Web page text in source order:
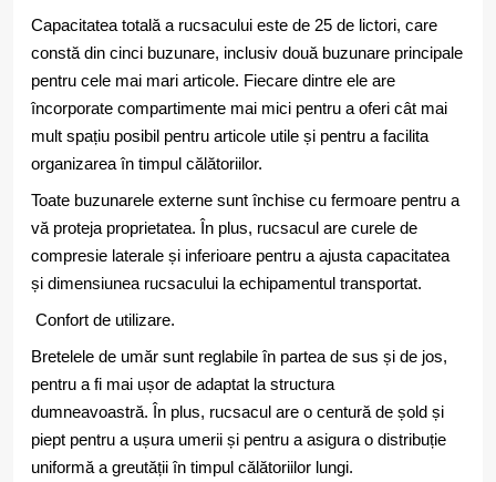
Capacitatea totală a rucsacului este de 25 de lictori, care
constă din cinci buzunare, inclusiv două buzunare principale
pentru cele mai mari articole. Fiecare dintre ele are
încorporate compartimente mai mici pentru a oferi cât mai
mult spațiu posibil pentru articole utile și pentru a facilita
organizarea în timpul călătoriilor.
Toate buzunarele externe sunt închise cu fermoare pentru a
vă proteja proprietatea. În plus, rucsacul are curele de
compresie laterale și inferioare pentru a ajusta capacitatea
și dimensiunea rucsacului la echipamentul transportat.
Confort de utilizare.
Bretelele de umăr sunt reglabile în partea de sus și de jos,
pentru a fi mai ușor de adaptat la structura
dumneavoastră. În plus, rucsacul are o centură de șold și
piept pentru a ușura umerii și pentru a asigura o distribuție
uniformă a greutății în timpul călătoriilor lungi.